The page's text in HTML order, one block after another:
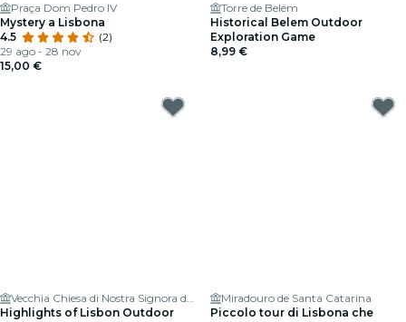
Praça Dom Pedro IV
Mystery a Lisbona
4.5
(2)
29 ago - 28 nov
15,00 €
Torre de Belém
Historical Belem Outdoor
Exploration Game
8,99 €
Vecchia Chiesa di Nostra Signora della Concezione
Highlights of Lisbon Outdoor
Miradouro de Santa Catarina
Piccolo tour di Lisbona che